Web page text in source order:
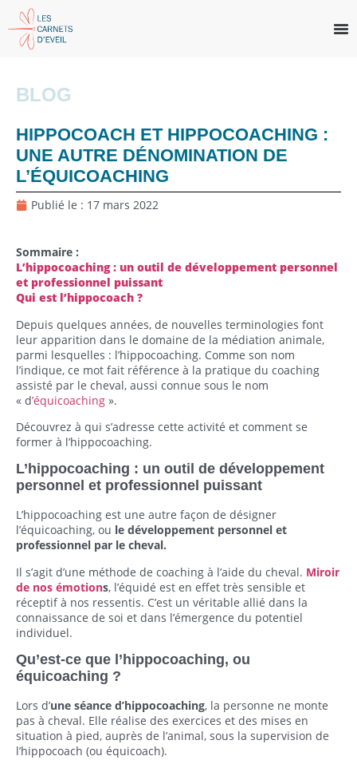
BLOG
HIPPOCOACH ET HIPPOCOACHING :
UNE AUTRE DÉNOMINATION DE
L’ÉQUICOACHING
Publié le : 17 mars 2022
Sommaire :
L’hippocoaching : un outil de développement personnel
et professionnel puissant
Qui est l’hippocoach ?
Depuis quelques années, de nouvelles terminologies font
leur apparition dans le domaine de la médiation animale,
parmi lesquelles : l’hippocoaching. Comme son nom
l’indique, ce mot fait référence à la pratique du coaching
assisté par le cheval, aussi connue sous le nom
« d’équicoaching ».
Découvrez à qui s’adresse cette activité et comment se
former à l’hippocoaching.
L’hippocoaching : un outil de développement
personnel et professionnel puissant
L’hippocoaching est une autre façon de désigner
l’équicoaching, ou le développement personnel et
professionnel par le cheval.
Il s’agit d’une méthode de coaching à l’aide du cheval. Miroir
de nos émotions, l’équidé est en effet très sensible et
réceptif à nos ressentis. C’est un véritable allié dans la
connaissance de soi et dans l’émergence du potentiel
individuel.
Qu’est-ce que l’hippocoaching, ou
équicoaching ?
Lors d’une séance d’hippocoaching, la personne ne monte
pas à cheval. Elle réalise des exercices et des mises en
situation à pied, auprès de l’animal, sous la supervision de
l’hippocoach (ou équicoach).